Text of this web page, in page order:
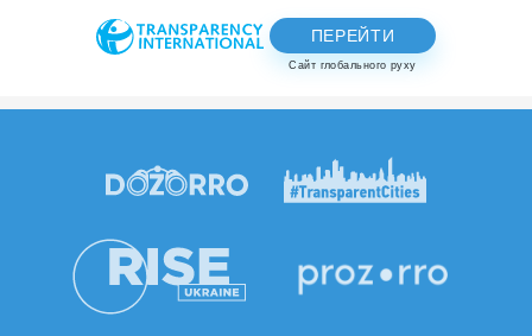
ПЕРЕЙТИ
Сайт глобального руху